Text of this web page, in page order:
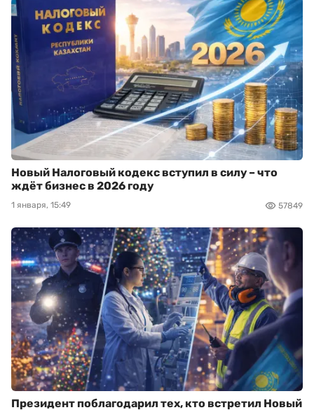
Новый Налоговый кодекс вступил в силу – что
ждёт бизнес в 2026 году
1 января, 15:49 57849
Президент поблагодарил тех, кто встретил Новый